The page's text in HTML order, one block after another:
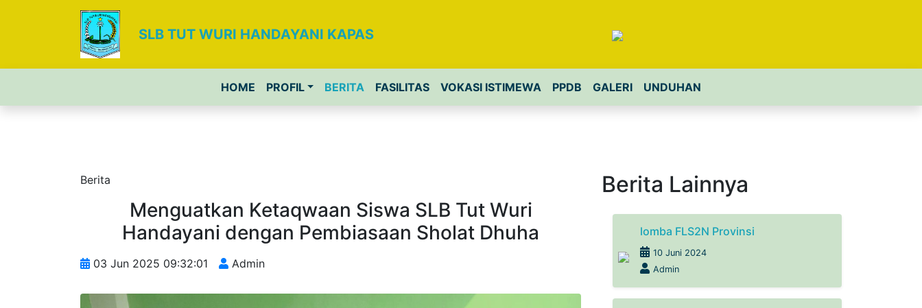
SLB TUT WURI HANDAYANI KAPAS
HOME PROFIL BERITA FASILITAS VOKASI ISTIMEWA PPDB GALERI UNDUHAN
Berita
Menguatkan Ketaqwaan Siswa SLB Tut Wuri
Handayani dengan Pembiasaan Sholat Dhuha
03 Jun 2025 09:32:01 Admin
Berita Lainnya
lomba FLS2N Provinsi
10 Juni 2024
Admin